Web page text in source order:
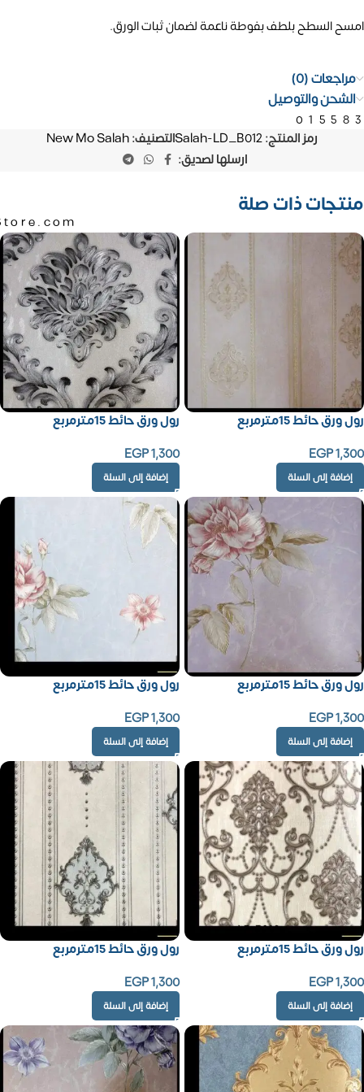
امسح السطح بلطف بفوطة ناعمة لضمان ثبات الورق.
مراجعات (0)
الشحن والتوصيل
رمز المنتج:Salah-LD_B012التصنيف:New Mo Salah
ارسلها لصديق:
منتجات ذات صلة
رول ورق حائط 15مترمربع
EGP1,300
إضافة إلى السلة
رول ورق حائط 15مترمربع
EGP1,300
إضافة إلى السلة
رول ورق حائط 15مترمربع
EGP1,300
إضافة إلى السلة
رول ورق حائط 15مترمربع
EGP1,300
إضافة إلى السلة
رول ورق حائط 15مترمربع
EGP1,300
إضافة إلى السلة
رول ورق حائط 15مترمربع
EGP1,300
إضافة إلى السلة